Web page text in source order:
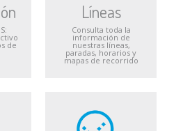
de
Líneas
Consulta toda la
información de
nuestras líneas,
paradas, horarios y
mapas de recorrido